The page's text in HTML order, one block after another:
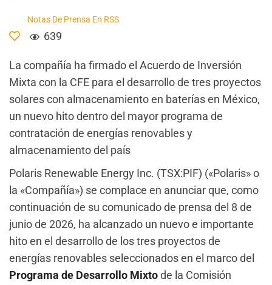
Notas De Prensa En RSS
639
La compañía ha firmado el Acuerdo de Inversión
Mixta con la CFE para el desarrollo de tres proyectos
solares con almacenamiento en baterías en México,
un nuevo hito dentro del mayor programa de
contratación de energías renovables y
almacenamiento del país
Polaris Renewable Energy Inc. (TSX:PIF) («Polaris» o
la «Compañía») se complace en anunciar que, como
continuación de su comunicado de prensa del 8 de
junio de 2026, ha alcanzado un nuevo e importante
hito en el desarrollo de los tres proyectos de
energías renovables seleccionados en el marco del
Programa de Desarrollo Mixtode la Comisión